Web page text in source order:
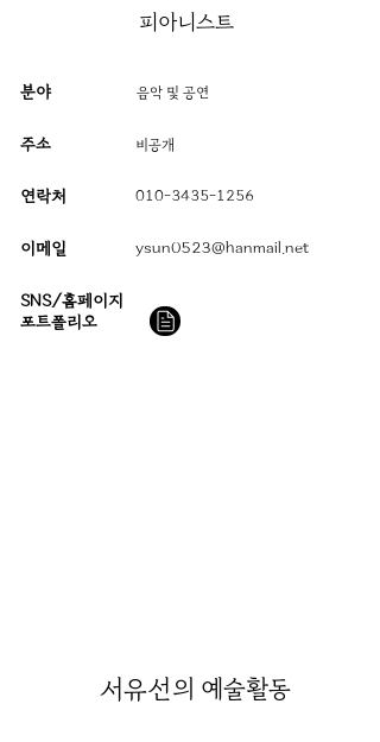
피아니스트
분야
주소
연락처
이메일
SNS/홈페이지
음악 및 공연
​비공개
010-3435-1256
ysun0523@hanmail.net
​포트폴리오
서유선의 예술활동